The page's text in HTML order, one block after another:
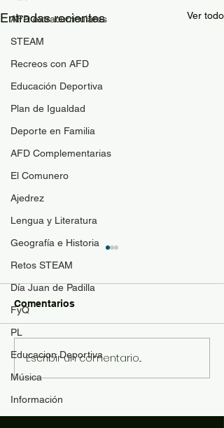
AFD extracurriculares
STEAM
Recreos con AFD
Educación Deportiva
Plan de Igualdad
Deporte en Familia
AFD Complementarias
El Comunero
Ajedrez
Lengua y Literatura
Geografía e Historia
Retos STEAM
Día Juan de Padilla
FyQ
PL
Educacion Deportiva
Música
Información
Entradas recientes Ver todo
Básica (modificación de
datos, alegaciones y
presentación de
Plazo de presentación del 15
presentarse nuevas
solicitudes.
Comentarios
Escribir un comentario...